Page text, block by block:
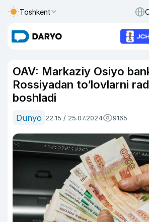
Toshkent
OAV: Markaziy Osiyo
Rossiyadan to‘lovlarni
boshladi
Dunyo 22:15 / 25.07.2024 9165